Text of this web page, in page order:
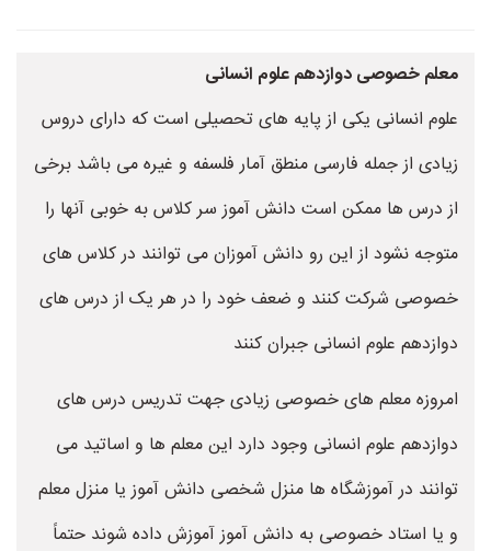
معلم خصوصی دوازدهم علوم انسانی
علوم انسانی یکی از پایه های تحصیلی است که دارای دروس
زیادی از جمله فارسی منطق آمار فلسفه و غیره می باشد برخی
از درس ها ممکن است دانش آموز سر کلاس به خوبی آنها را
متوجه نشود از این رو دانش آموزان می توانند در کلاس های
خصوصی شرکت کنند و ضعف خود را در هر یک از درس های
دوازدهم علوم انسانی جبران کنند
امروزه معلم های خصوصی زیادی جهت تدریس درس های
دوازدهم علوم انسانی وجود دارد این معلم ها و اساتید می
توانند در آموزشگاه ها منزل شخصی دانش آموز یا منزل معلم
و یا استاد خصوصی به دانش آموز آموزش داده شوند حتماً